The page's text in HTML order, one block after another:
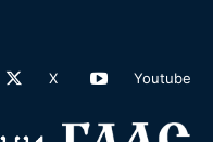
X Youtube